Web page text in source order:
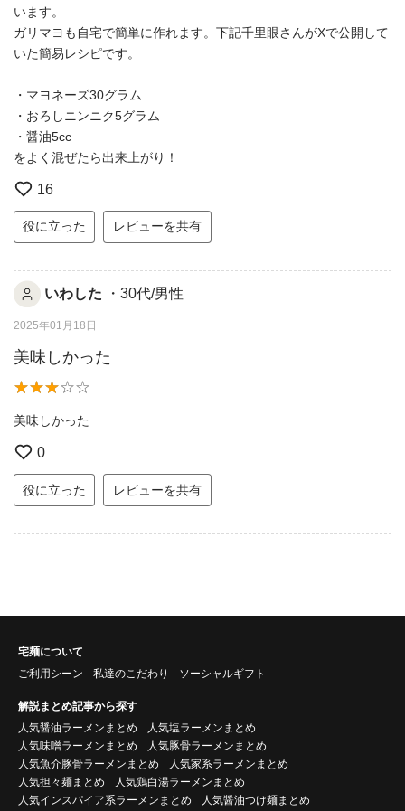
います。
ガリマヨも自宅で簡単に作れます。下記千里眼さんがXで公開して
いた簡易レシピです。
・マヨネーズ30グラム
・おろしニンニク5グラム
・醤油5cc
をよく混ぜたら出来上がり！
16
役に立った レビューを共有
いわした ・30代/男性
2025年01月18日
美味しかった
美味しかった
0
役に立った レビューを共有
宅麺について
ご利用シーン
私達のこだわり ソーシャルギフト
解説まとめ記事から探す
人気醤油ラーメンまとめ
人気塩ラーメンまとめ
人気味噌ラーメンまとめ
人気豚骨ラーメンまとめ
人気魚介豚骨ラーメンまとめ
人気家系ラーメンまとめ
人気担々麺まとめ
人気鶏白湯ラーメンまとめ
人気インスパイア系ラーメンまとめ
人気醤油つけ麺まとめ